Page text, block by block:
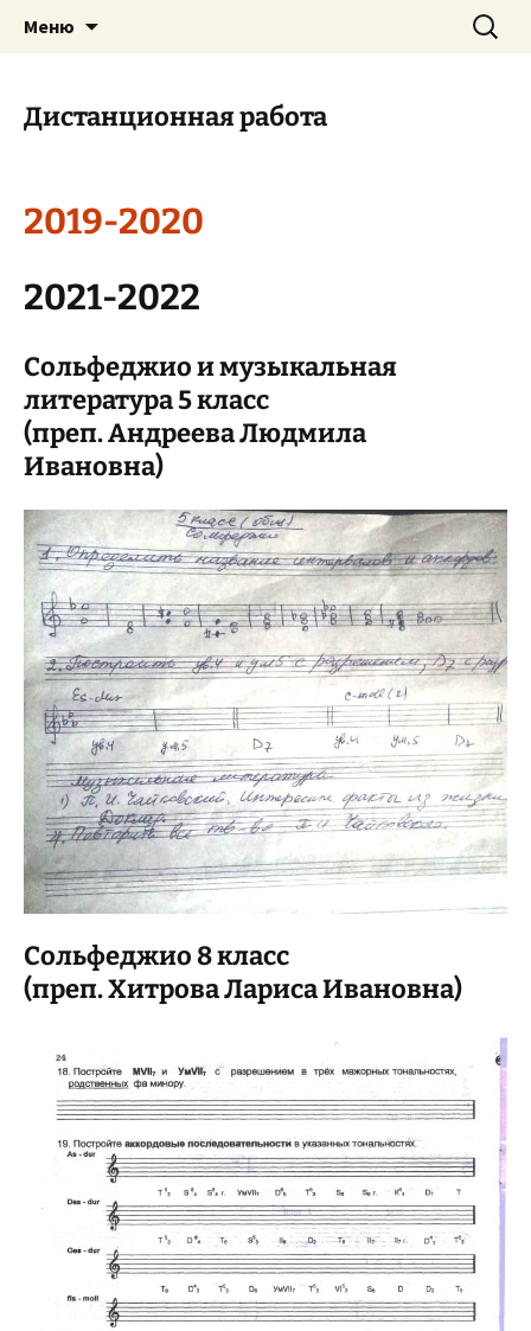
Трубчевская детская школа
искусств
им. А. Вяльцевой
Меню Найти:
Дистанционная работа
2019-2020
2021-2022
Сольфеджио и музыкальная
литература 5 класс
(преп. Андреева Людмила
Ивановна)
Сольфеджио 8 класс
(преп. Хитрова Лариса Ивановна)